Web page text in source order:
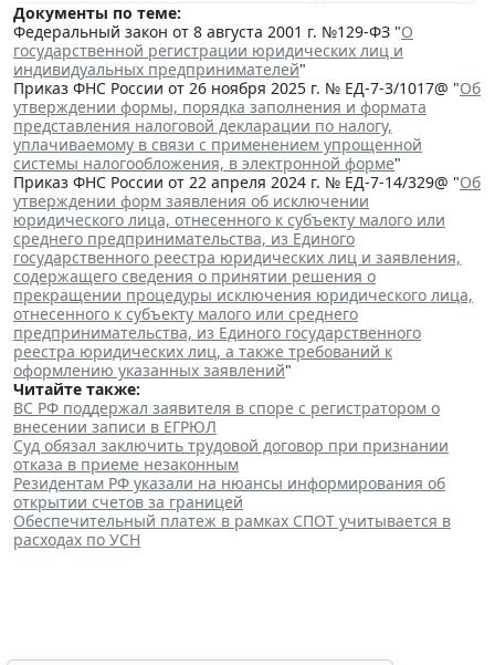
Документы по теме:
Федеральный закон от 8 августа 2001 г. №129-ФЗ "О
государственной регистрации юридических лиц и
индивидуальных предпринимателей"
Приказ ФНС России от 26 ноября 2025 г. № ЕД-7-3/1017@ "Об
утверждении формы, порядка заполнения и формата
представления налоговой декларации по налогу,
уплачиваемому в связи с применением упрощенной
системы налогообложения, в электронной форме"
Приказ ФНС России от 22 апреля 2024 г. № ЕД-7-14/329@ "Об
утверждении форм заявления об исключении
юридического лица, отнесенного к субъекту малого или
среднего предпринимательства, из Единого
государственного реестра юридических лиц и заявления,
содержащего сведения о принятии решения о
прекращении процедуры исключения юридического лица,
отнесенного к субъекту малого или среднего
предпринимательства, из Единого государственного
реестра юридических лиц, а также требований к
оформлению указанных заявлений"
Читайте также:
ВС РФ поддержал заявителя в споре с регистратором о
внесении записи в ЕГРЮЛ
Суд обязал заключить трудовой договор при признании
отказа в приеме незаконным
Резидентам РФ указали на нюансы информирования об
открытии счетов за границей
Обеспечительный платеж в рамках СПОТ учитывается в
расходах по УСН